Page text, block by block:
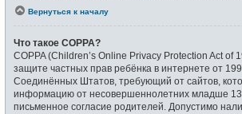
Вернуться к началу
Что такое COPPA?
COPPA (Children’s Online Privacy Protection Act of
защите частных прав ребёнка в интернете от
Соединённых Штатов, требующий от сайтов,
информацию от несовершеннолетних младше 13
письменное согласие родителей. Допустимо